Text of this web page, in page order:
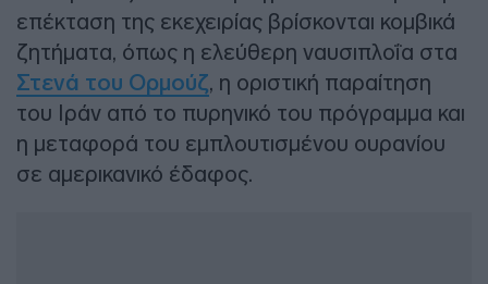
επέκταση της εκεχειρίας βρίσκονται κομβικά
ζητήματα, όπως η ελεύθερη ναυσιπλοΐα στα
Στενά του Ορμούζ, η οριστική παραίτηση
του Ιράν από το πυρηνικό του πρόγραμμα και
η μεταφορά του εμπλουτισμένου ουρανίου
σε αμερικανικό έδαφος.